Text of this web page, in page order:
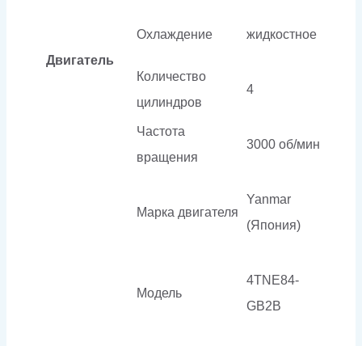
Двигатель
Охлаждение жидкостное
Количество
цилиндров
4
Частота
вращения
3000 об/мин
Марка двигателя
Yanmar
(Япония)
Модель
4TNE84-
GB2B